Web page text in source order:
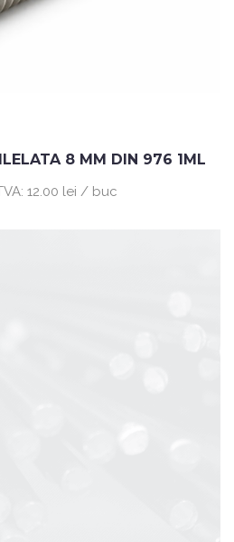
8 MM DIN 976 1ML
12.00 lei / buc